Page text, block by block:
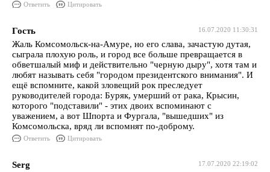
Ответить Цитировать
16.07.2020 11:30:31
Гость
Жаль Комсомольск-на-Амуре, но его слава, зачастую дутая,
сыграла плохую роль, и город все больше превращается в
обветшалый миф и действительно "черную дыру", хотя там и
любят называть себя "городом президентского внимания". И
ещё вспомните, какой зловещий рок преследует
руководителей города: Буряк, умерший от рака, Крысин,
которого "подставили" - этих двоих вспоминают с
уважением, а вот Шпорта и Фургала, "вышедших" из
Комсомольска, вряд ли вспомнят по-доброму.
Ответить Цитировать
17.07.2020 22:19:02
Serg